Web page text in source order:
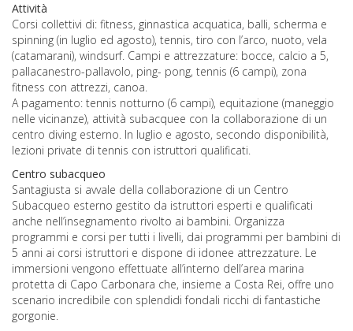
Attività
Corsi collettivi di: fitness, ginnastica acquatica, balli, scherma e
spinning (in luglio ed agosto), tennis, tiro con l’arco, nuoto, vela
(catamarani), windsurf. Campi e attrezzature: bocce, calcio a 5,
pallacanestro-pallavolo, ping- pong, tennis (6 campi), zona
fitness con attrezzi, canoa.
A pagamento: tennis notturno (6 campi), equitazione (maneggio
nelle vicinanze), attività subacquee con la collaborazione di un
centro diving esterno. In luglio e agosto, secondo disponibilità,
lezioni private di tennis con istruttori qualificati.
Centro subacqueo
Santagiusta si avvale della collaborazione di un Centro
Subacqueo esterno gestito da istruttori esperti e qualificati
anche nell’insegnamento rivolto ai bambini. Organizza
programmi e corsi per tutti i livelli, dai programmi per bambini di
5 anni ai corsi istruttori e dispone di idonee attrezzature. Le
immersioni vengono effettuate all’interno dell’area marina
protetta di Capo Carbonara che, insieme a Costa Rei, offre uno
scenario incredibile con splendidi fondali ricchi di fantastiche
gorgonie.